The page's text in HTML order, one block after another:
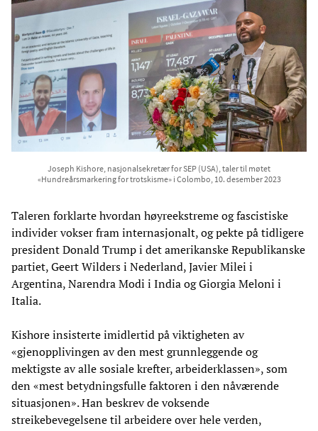
Joseph Kishore, nasjonalsekretær for SEP (USA), taler til møtet
«Hundreårsmarkering for trotskisme» i Colombo, 10. desember 2023
Taleren forklarte hvordan høyreekstreme og fascistiske
individer vokser fram internasjonalt, og pekte på tidligere
president Donald Trump i det amerikanske Republikanske
partiet, Geert Wilders i Nederland, Javier Milei i
Argentina, Narendra Modi i India og Giorgia Meloni i
Italia.
Kishore insisterte imidlertid på viktigheten av
«gjenopplivingen av den mest grunnleggende og
mektigste av alle sosiale krefter, arbeiderklassen», som
den «mest betydningsfulle faktoren i den nåværende
situasjonen». Han beskrev de voksende
streikebevegelsene til arbeidere over hele verden,